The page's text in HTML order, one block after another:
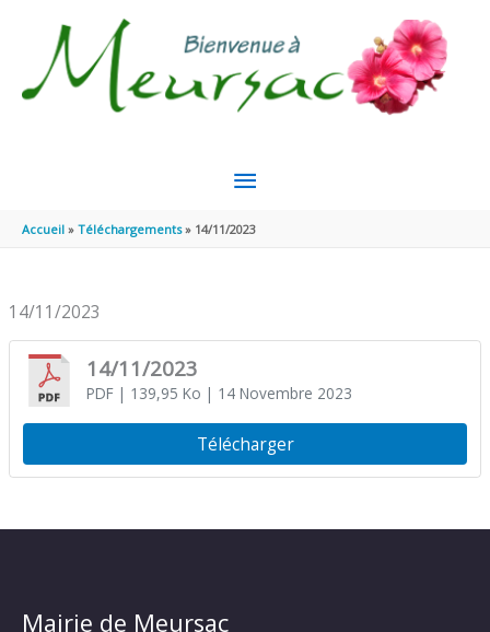
MENU
PRINCIPAL
Accueil Téléchargements 14/11/2023
14/11/2023
14/11/2023
PDF| 139,95 Ko | 14 Novembre 2023
Télécharger
Mairie de Meursac